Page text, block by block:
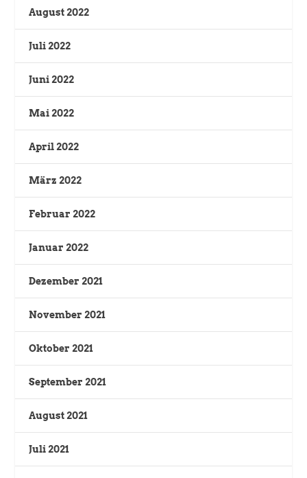
August 2022
Juli 2022
Juni 2022
Mai 2022
April 2022
März 2022
Februar 2022
Januar 2022
Dezember 2021
November 2021
Oktober 2021
September 2021
August 2021
Juli 2021